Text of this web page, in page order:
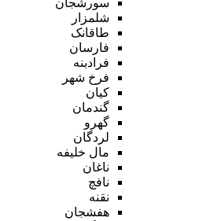
شلمزار
طاقانک
فارسان
فرادبنه
فرخ شهر
کیان
گندمان
گهرو
لردگان
مال خلیفه
ناغان
نافچ
نقنه
هفشجان